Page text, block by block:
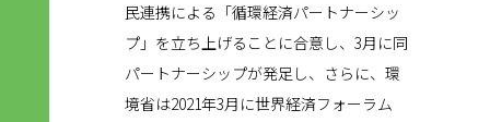
民連携による「循環経済パートナーシッ
プ」を立ち上げることに合意し、3月に同
パートナーシップが発足し、さらに、環
境省は2021年3月に世界経済フォーラム